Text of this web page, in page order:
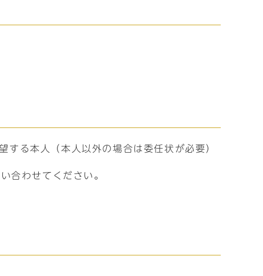
る本人（本人以外の場合は委任状が必要）
合わせてください。